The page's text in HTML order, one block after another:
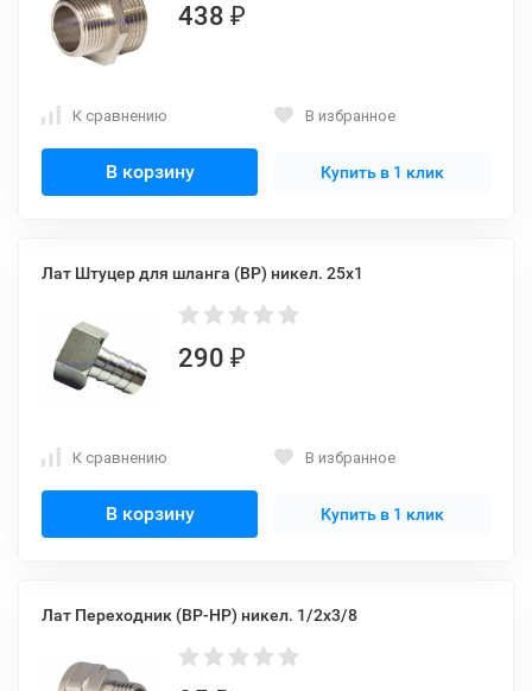
438 ₽
К сравнению В избранное
В корзину Купить в 1 клик
Лат Штуцер для шланга (ВР) никел. 25x1
290 ₽
К сравнению В избранное
В корзину Купить в 1 клик
Лат Переходник (ВР-НР) никел. 1/2x3/8